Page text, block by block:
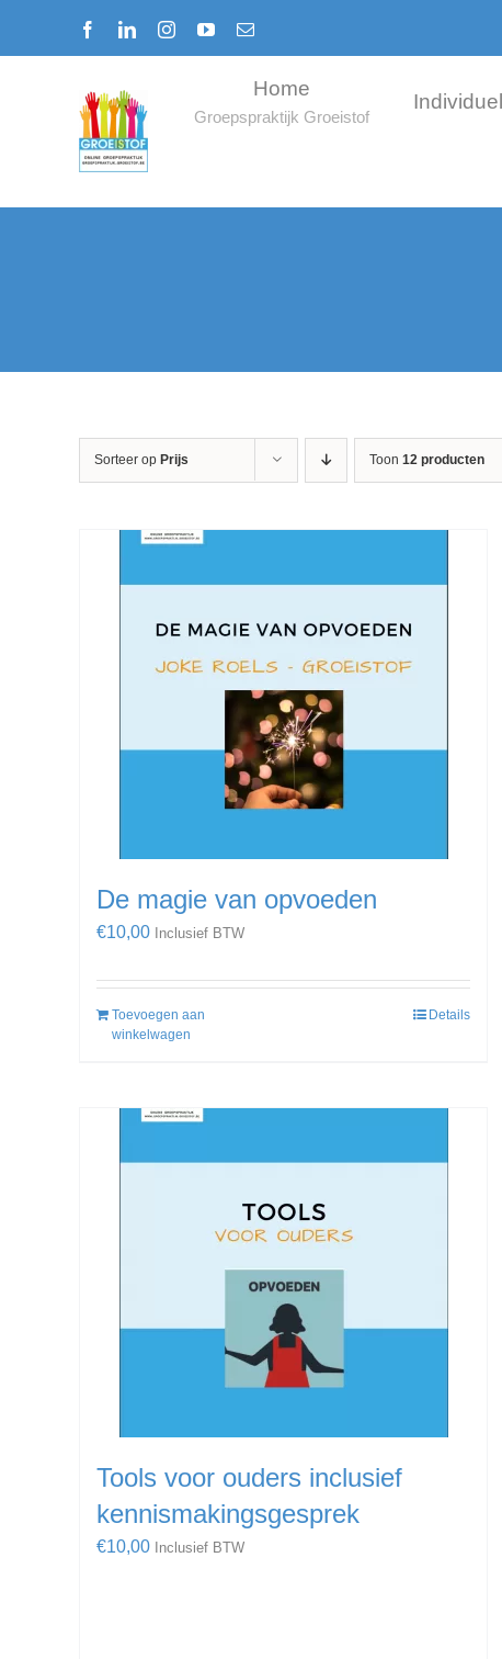
FacebookLinkedInInstagramYouTube
E-
Home
Groepspraktijk Groeistof
Sorteer op Prijs Toon 12 producten
De magie van opvoeden
€10,00 Inclusief BTW
Toevoegen aan
winkelwagen
Details
Tools voor ouders inclusief
kennismakingsgesprek
€10,00 Inclusief BTW